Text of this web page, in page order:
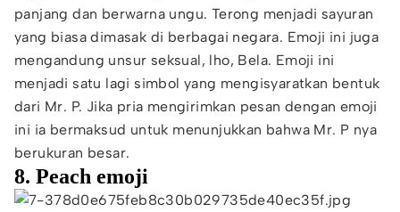
panjang dan berwarna ungu. Terong menjadi sayuran
yang biasa dimasak di berbagai negara. Emoji ini juga
mengandung unsur seksual, lho, Bela. Emoji ini
menjadi satu lagi simbol yang mengisyaratkan bentuk
dari Mr. P. Jika pria mengirimkan pesan dengan emoji
ini ia bermaksud untuk menunjukkan bahwa Mr. P nya
berukuran besar.
8. Peach emoji